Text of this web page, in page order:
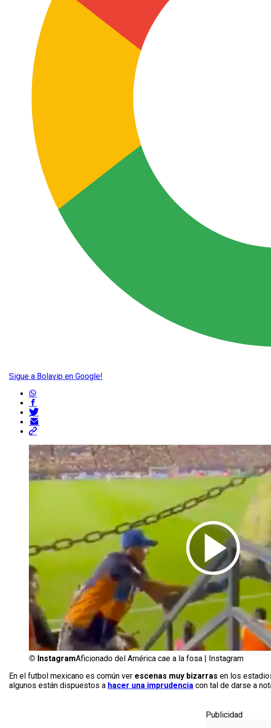
Sigue a Bolavip en Google!
© InstagramAficionado del América cae a la fosa | Instagram
En el futbol mexicano es común ver escenas muy bizarras en los
algunos están dispuestos a hacer una imprudencia con tal de darse a
Publicidad